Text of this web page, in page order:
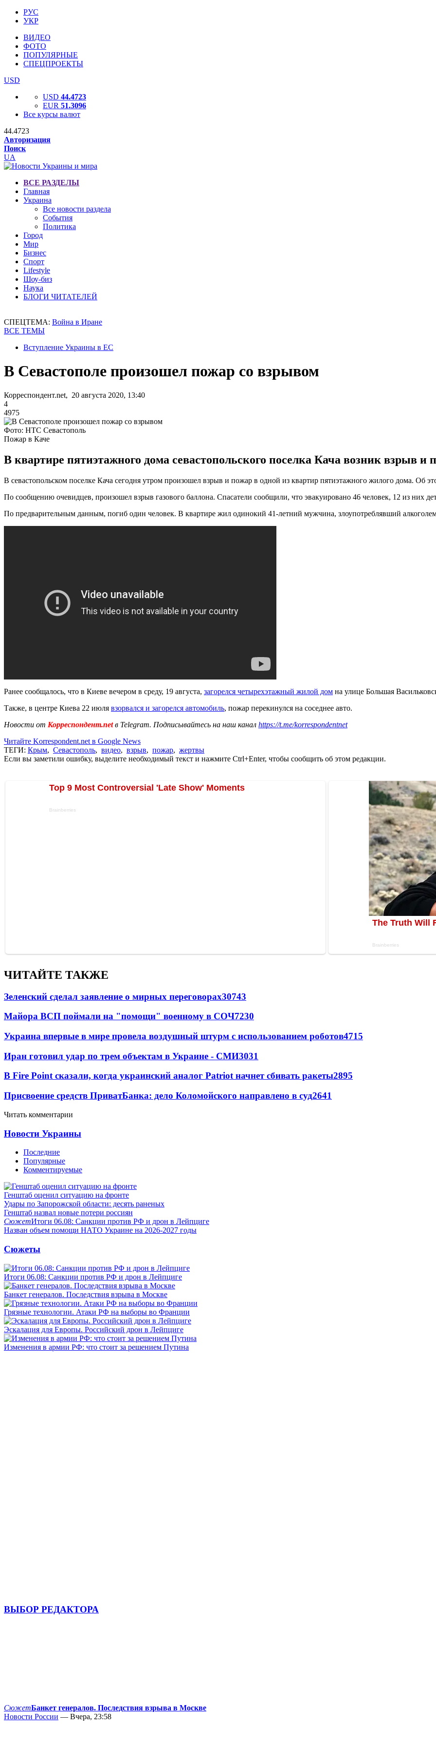
РУС
УКР
ВИДЕО
ФОТО
ПОПУЛЯРНЫЕ
СПЕЦПРОЕКТЫ
USD
USD 44.4723
EUR 51.3096
Все курсы валют
44.4723
Авторизация
Поиск
UA
ВСЕ РАЗДЕЛЫ
Главная
Украина
Все новости раздела
События
Политика
Город
Мир
Бизнес
Спорт
Lifestyle
Шоу-биз
Наука
БЛОГИ ЧИТАТЕЛЕЙ
СПЕЦТЕМА: Война в Иране
ВСЕ ТЕМЫ
Вступление Украины в ЕС
В Севастополе произошел пожар со взрывом
Корреспондент.net, 20 августа 2020, 13:40
4
4975
Фото: НТС Севастополь
Пожар в Каче
В квартире пятиэтажного дома севастопольского поселка Кача возник взрыв и
В севастопольском поселке Кача сегодня утром произошел взрыв и пожар в одной из квартир пятиэтажного жилого дома. Об
По сообщению очевидцев, произошел взрыв газового баллона. Спасатели сообщили, что эвакуировано 46 человек, 12 из них
По предварительным данным, погиб один человек. В квартире жил одинокий 41-летний мужчина, злоупотреблявший
Ранее сообщалось, что в Киеве вечером в среду, 19 августа, загорелся четырехэтажный жилой дом на улице Большая
Также, в центре Киева 22 июля взорвался и загорелся автомобиль, пожар перекинулся на соседнее авто.
Новости от Корреспондент.netв Telegram. Подписывайтесь на наш канал https://t.me/korrespondentnet
Читайте Korrespondent.net в Google News
ТЕГИ: Крым, Севастополь, видео, взрыв, пожар, жертвы
Если вы заметили ошибку, выделите необходимый текст и нажмите Ctrl+Enter, чтобы сообщить об этом редакции.
ЧИТАЙТЕ ТАКЖЕ
Зеленский сделал заявление о мирных переговорах30743
Майора ВСП поймали на "помощи" военному в СОЧ7230
Украина впервые в мире провела воздушный штурм с использованием роботов4715
Иран готовил удар по трем объектам в Украине - СМИ3031
В Fire Point сказали, когда украинский аналог Patriot начнет сбивать ракеты2895
Присвоение средств ПриватБанка: дело Коломойского направлено в суд2641
Читать комментарии
Новости Украины
Последние
Популярные
Комментируемые
Генштаб оценил ситуацию на фронте
Удары по Запорожской области: десять раненых
Генштаб назвал новые потери россиян
СюжетИтоги 06.08: Санкции против РФ и дрон в Лейпциге
Назван объем помощи НАТО Украине на 2026-2027 годы
Сюжеты
Итоги 06.08: Санкции против РФ и дрон в Лейпциге
Банкет генералов. Последствия взрыва в Москве
Грязные технологии. Атаки РФ на выборы во Франции
Эскалация для Европы. Российский дрон в Лейпциге
Изменения в армии РФ: что стоит за решением Путина
ВЫБОР РЕДАКТОРА
СюжетБанкет генералов. Последствия взрыва в Москве
Новости России — Вчера, 23:58